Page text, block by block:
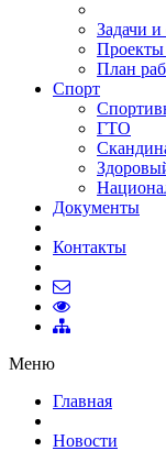
Задачи
Проекты
План
Спорт
ГТО
Документы
Контакты
Меню
Главная
Новости